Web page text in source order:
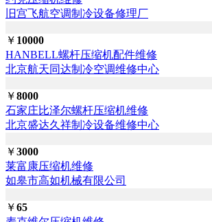
旧宫飞航空调制冷设备修理厂
￥ 10000
HANBELL螺杆压缩机配件维修
北京航天同达制冷空调维修中心
￥8000
石家庄比泽尔螺杆压缩机维修
北京盛达久祥制冷设备维修中心
￥3000
莱富康压缩机维修
如皋市高如机械有限公司
￥65